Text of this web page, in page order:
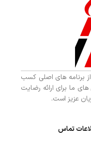
های اصلی کسب
ما برای ارائه رضایت
عزیز است.
تماس